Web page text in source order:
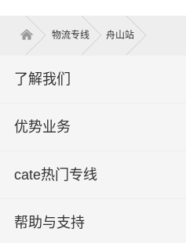
物流专线 舟山站
了解我们
优势业务
cate热门专线
帮助与支持